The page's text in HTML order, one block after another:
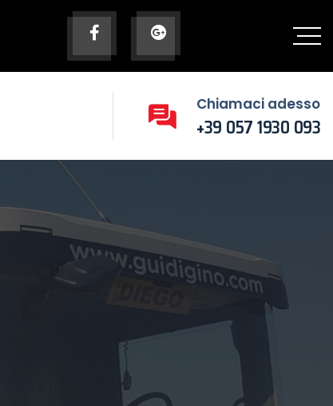
Chiamaci adesso
+39 057 1930 093